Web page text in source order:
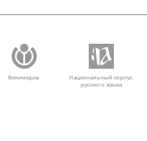
Викимедиа
Национальный корпус
русского языка